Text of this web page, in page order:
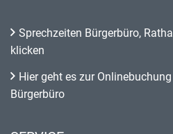
Sprechzeiten Bürgerbüro,
klicken
Hier geht es zur
Bürgerbüro